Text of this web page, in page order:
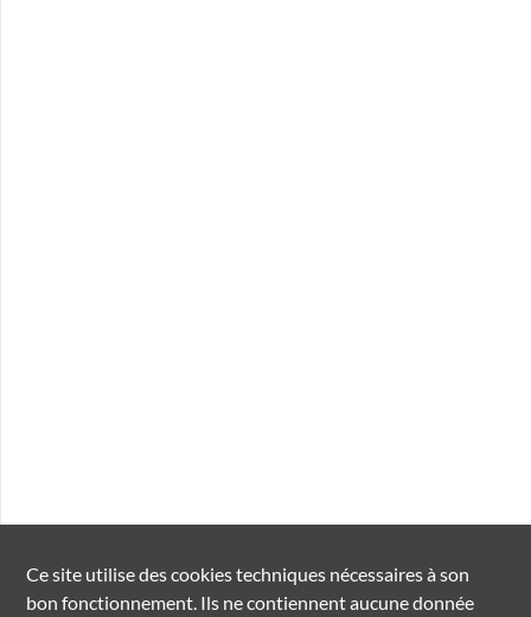
Ce site utilise descookiestechniques nécessaires à son
bon fonctionnement. Ils ne contiennent aucune donnée